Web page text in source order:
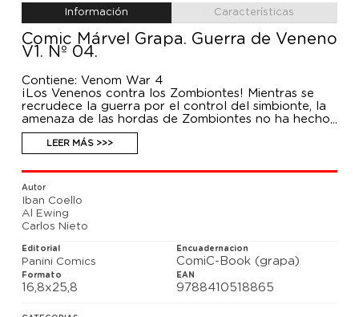
Información Características
Comic Márvel Grapa. Guerra de Veneno
V1. Nº 04.
Contiene: Venom War 4
¡Los Venenos contra los Zombiontes! Mientras se
recrudece la guerra por el control del simbionte, la
amenaza de las hordas de Zombiontes no ha hecho
más que crecer. ¡Ya es imposible de ignorar! Pero la
guerra no ha terminado, y mientras tanto otro
contendiente se suma a la lucha.
LEER MÁS >>>
Autor
Iban Coello
Al Ewing
Carlos Nieto
Editorial
Panini Comics
Encuadernacion
ComiC-Book (grapa)
Formato
16,8x25,8
EAN
9788410518865